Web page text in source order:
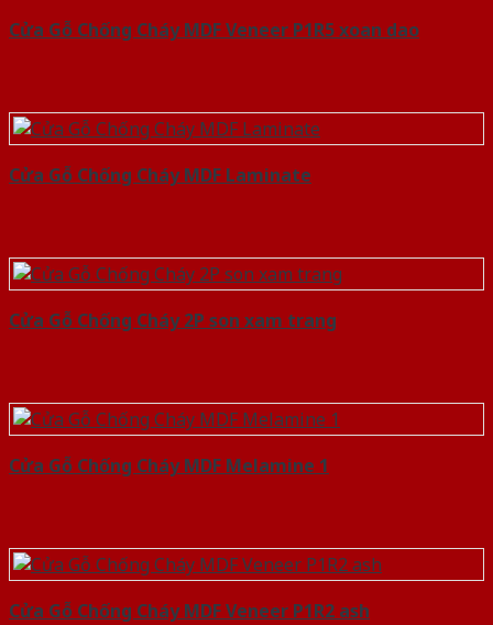
Cửa Gỗ Chống Cháy MDF Veneer P1R5 xoan dao
Cửa Gỗ Chống Cháy MDF Laminate
Cửa Gỗ Chống Cháy 2P son xam trang
Cửa Gỗ Chống Cháy MDF Melamine 1
Cửa Gỗ Chống Cháy MDF Veneer P1R2 ash